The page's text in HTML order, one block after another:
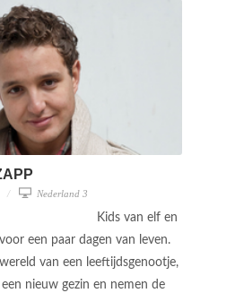
Nederland 3
Kids van elf en
een paar dagen van leven.
van een leeftijdsgenootje,
nieuw gezin en nemen de